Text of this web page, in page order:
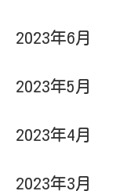
2023年6月
2023年5月
2023年4月
2023年3月